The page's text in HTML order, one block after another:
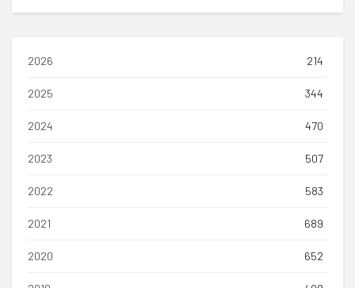
2026 214
2025 344
2024 470
2023 507
2022 583
2021 689
2020 652